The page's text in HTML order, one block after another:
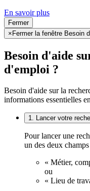
En savoir plus
Fermer
×Fermer la fenêtre Besoin
Besoin d'aide
d'emploi ?
Besoin d'aide sur la
informations essentielles
1. Lancer votre
Pour lancer une
un des deux champs
« Métier,
ou
« Lieu de